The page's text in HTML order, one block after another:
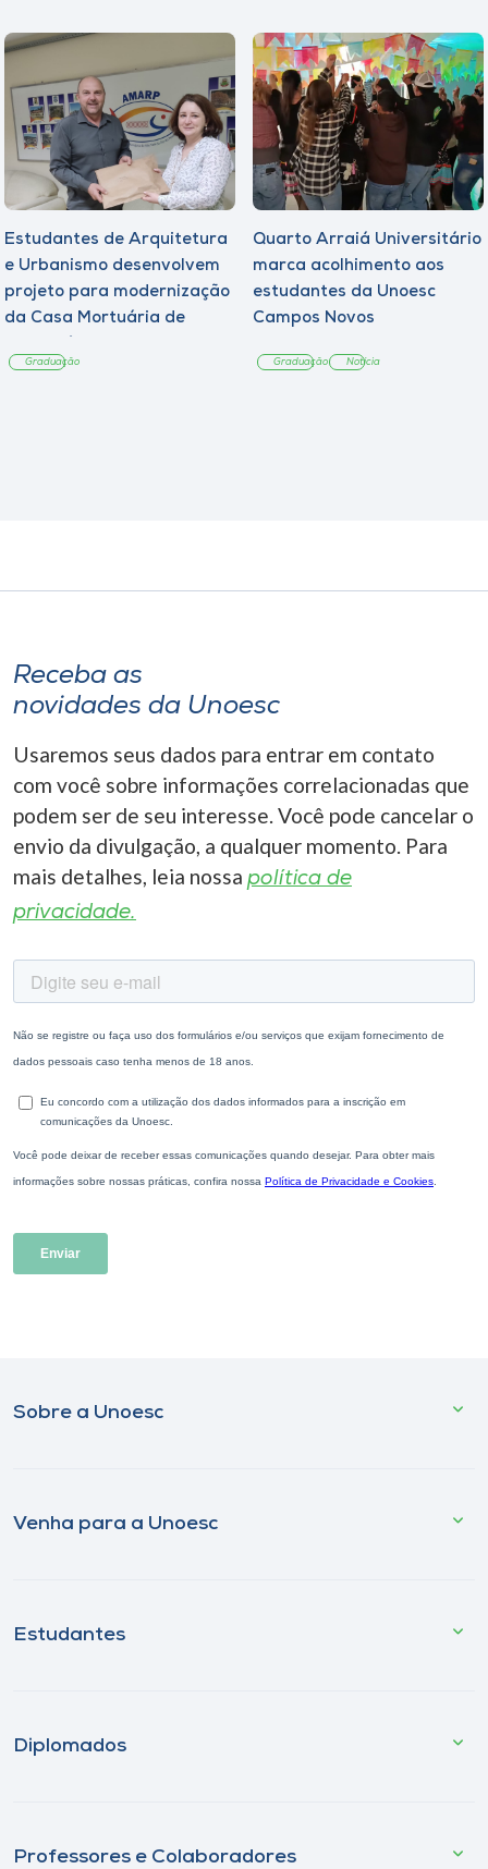
Estudantes de Arquitetura
e Urbanismo desenvolvem
projeto para modernização
da Casa Mortuária de
Graduação
Quarto Arraiá Universitário
marca acolhimento aos
estudantes da Unoesc
Campos Novos
Graduação Notícia
Receba as
novidades da Unoesc
Usaremos seus dados para entrar em contato
com você sobre informações correlacionadas que
podem ser de seu interesse. Você pode cancelar o
envio da divulgação, a qualquer momento. Para
mais detalhes, leia nossa política de
privacidade.
Sobre a Unoesc
Venha para a Unoesc
Estudantes
Diplomados
Professores e Colaboradores